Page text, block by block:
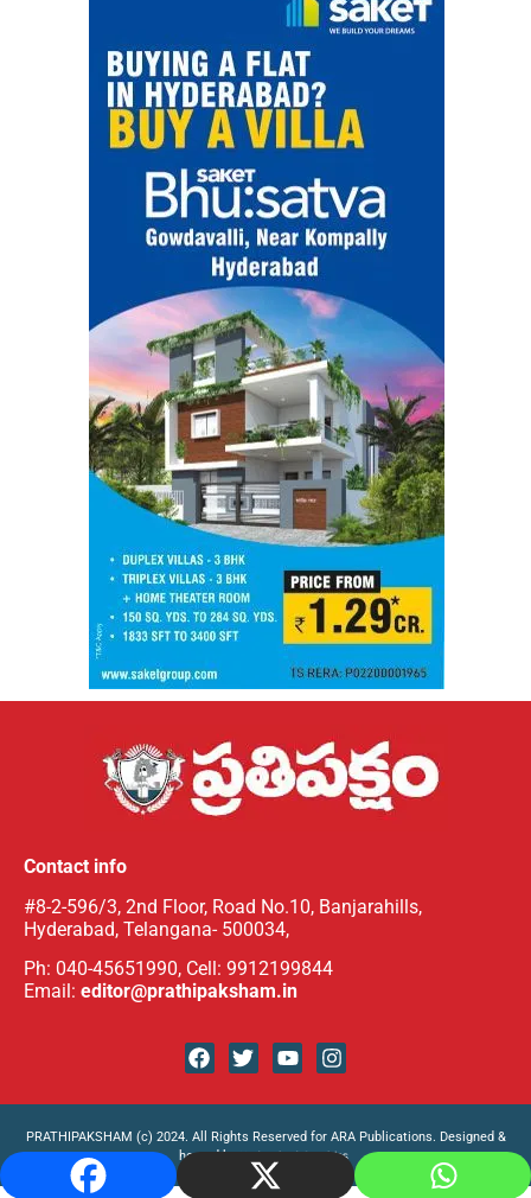
Contact info
#8-2-596/3, 2nd Floor, Road No.10, Banjarahills,
Hyderabad, Telangana- 500034,
Ph: 040-45651990, Cell: 9912199844
Email: editor@prathipaksham.in
PRATHIPAKSHAM (c) 2024. All Rights Reserved for ARA Publications. Designed &
hosted byHyderabad Graphics